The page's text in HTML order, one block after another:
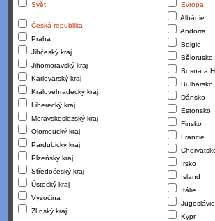
Svět
Česká republika
Praha
Jihčeský kraj
Jihomoravský kraj
Karlovarský kraj
Královehradecký kraj
Liberecký kraj
Moravskoslezský kraj
Olomoucký kraj
Pardubický kraj
Plzeňský kraj
Středočeský kraj
Ústecký kraj
Vysočina
Zlínský kraj
Evropa
Albánie
Andorra
Belgie
Bělorusko
Bosna a
Bulharsko
Dánsko
Estonsko
Finsko
Francie
Irsko
Island
Itálie
Jugoslávie
Kypr